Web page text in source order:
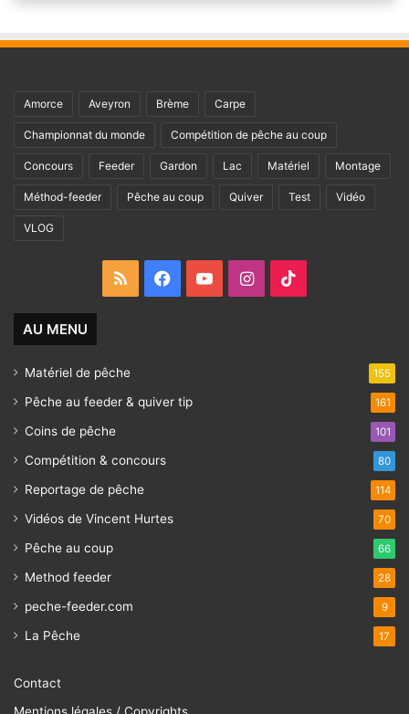
Amorce Aveyron Brème Carpe
Championnat du monde Compétition de pêche au coup
Concours Feeder Gardon Lac Matériel Montage
Méthod-feeder Pêche au coup Quiver Test Vidéo
VLOG
RSS FacebookYouTubeInstagram
AU MENU
Matériel de pêche 155
Pêche au feeder & quiver tip 161
Coins de pêche 101
Compétition & concours 80
Reportage de pêche 114
Vidéos de Vincent Hurtes 70
Pêche au coup 66
Method feeder 28
peche-feeder.com 9
La Pêche 17
Contact